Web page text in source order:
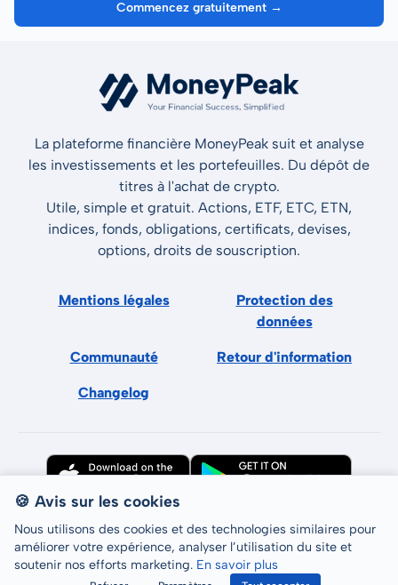
Commencez gratuitement →
La plateforme financière MoneyPeak suit et analyse
les investissements et les portefeuilles. Du dépôt de
titres à l'achat de crypto.
Utile, simple et gratuit. Actions, ETF, ETC, ETN,
indices, fonds, obligations, certificats, devises,
options, droits de souscription.
Mentions légales
Protection des
données
Communauté Retour d'information
Changelog
Tous droits réservés © LCP GmbH 2026
🍪 Avis sur les cookies
Nous utilisons des cookies et des technologies similaires pour
améliorer votre expérience, analyser l’utilisation du site et
soutenir nos efforts marketing. En savoir plus